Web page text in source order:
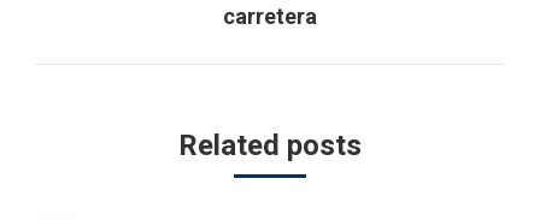
post:
carretera
Related posts